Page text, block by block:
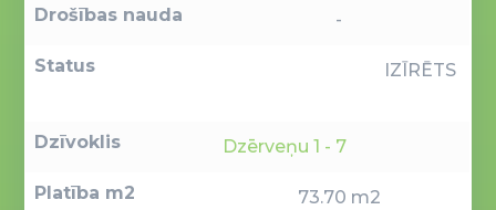
Drošības nauda -
Status IZĪRĒTS
Dzīvoklis Dzērveņu 1 - 7
Platība m2 73.70 m2